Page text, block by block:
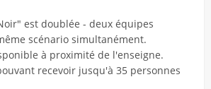
est doublée - deux équipes
scénario simultanément.
à proximité de l'enseigne.
recevoir jusqu'à 35 personnes